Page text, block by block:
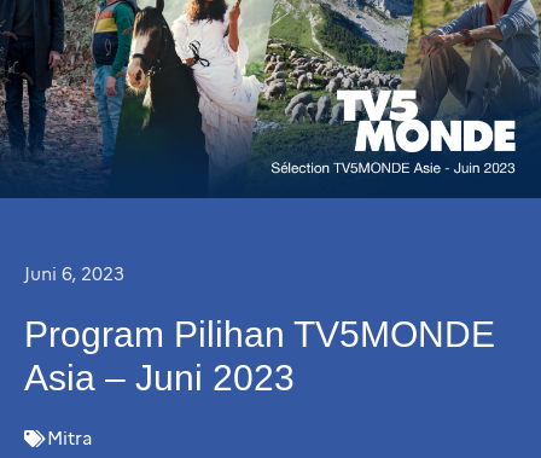
Juni 6, 2023
Program Pilihan TV5MONDE
Asia – Juni 2023
Mitra